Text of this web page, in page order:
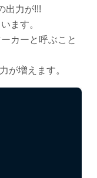
出力が!!!
ます。
カーと呼ぶこと
が増えます。